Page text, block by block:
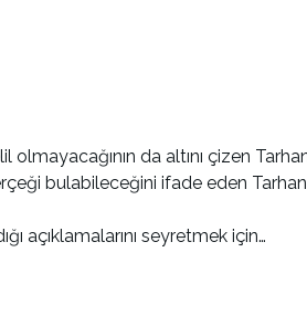
da altını çizen
bulabileceğini ifade eden
açıklamalarını seyretmek için…